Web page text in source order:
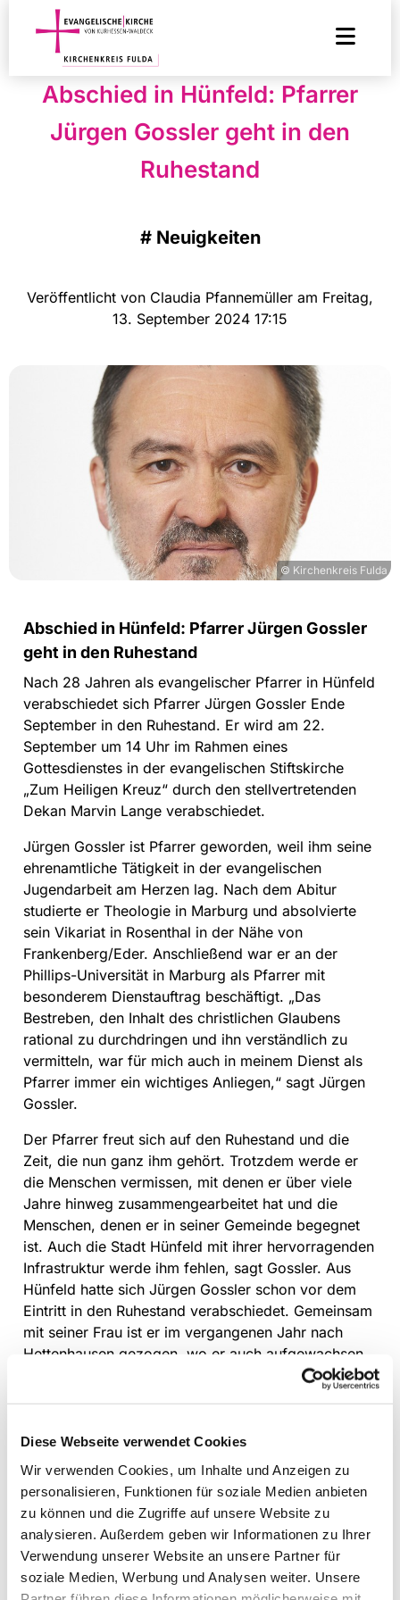
Diese Webseite verwendet Cookies
Wir verwenden Cookies, um Inhalte und Anzeigen zu
personalisieren, Funktionen für soziale Medien anbieten
zu können und die Zugriffe auf unsere Website zu
analysieren. Außerdem geben wir Informationen zu Ihrer
Verwendung unserer Website an unsere Partner für
soziale Medien, Werbung und Analysen weiter. Unsere
Abschied in Hünfeld: Pfarrer
Jürgen Gossler geht in den
Ruhestand
# Neuigkeiten
Veröffentlicht von Claudia Pfannemüller am Freitag,
13. September 2024 17:15
© Kirchenkreis Fulda
Abschied in Hünfeld: Pfarrer Jürgen Gossler
geht in den Ruhestand
Nach 28 Jahren als evangelischer Pfarrer in Hünfeld
verabschiedet sich Pfarrer Jürgen Gossler Ende
September in den Ruhestand. Er wird am 22.
September um 14 Uhr im Rahmen eines
Gottesdienstes in der evangelischen Stiftskirche
„Zum Heiligen Kreuz“ durch den stellvertretenden
Dekan Marvin Lange verabschiedet.
Jürgen Gossler ist Pfarrer geworden, weil ihm seine
ehrenamtliche Tätigkeit in der evangelischen
Jugendarbeit am Herzen lag. Nach dem Abitur
studierte er Theologie in Marburg und absolvierte
sein Vikariat in Rosenthal in der Nähe von
Frankenberg/Eder. Anschließend war er an der
Phillips-Universität in Marburg als Pfarrer mit
besonderem Dienstauftrag beschäftigt. „Das
Bestreben, den Inhalt des christlichen Glaubens
rational zu durchdringen und ihn verständlich zu
vermitteln, war für mich auch in meinem Dienst als
Pfarrer immer ein wichtiges Anliegen,“ sagt Jürgen
Gossler.
Der Pfarrer freut sich auf den Ruhestand und die
Zeit, die nun ganz ihm gehört. Trotzdem werde er
die Menschen vermissen, mit denen er über viele
Jahre hinweg zusammengearbeitet hat und die
Menschen, denen er in seiner Gemeinde begegnet
ist. Auch die Stadt Hünfeld mit ihrer hervorragenden
Infrastruktur werde ihm fehlen, sagt Gossler. Aus
Hünfeld hatte sich Jürgen Gossler schon vor dem
Eintritt in den Ruhestand verabschiedet. Gemeinsam
mit seiner Frau ist er im vergangenen Jahr nach
Hettenhausen gezogen, wo er auch aufgewachsen
ist. Dort ist er als ehemaliger Hettenhäuser sehr
besondere Höhepunkte erlebt habe, muss Gossler
nicht lange überlegen und nennt einen
ökumenischen Gottesdienst, der 1999 anlässlich des
Landeskindertrachtenfestes gefeiert wurde. „Im
Bürgerpark haben wir mit über tausend
Teilnehmenden gefeiert,“ schwärmt der Theologe